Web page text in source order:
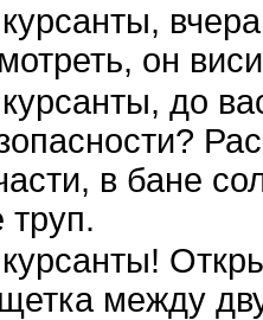
он
до
в бане
труп.
между